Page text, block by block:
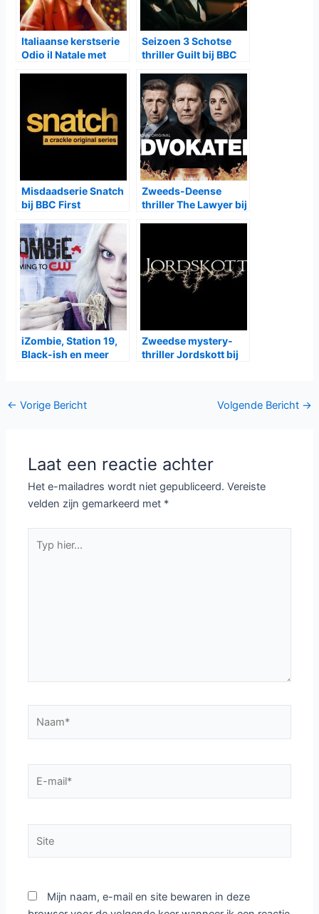
Italiaanse kerstserie
Odio il Natale met
Seizoen 3 Schotse
thriller Guilt bij BBC
Misdaadserie Snatch
bij BBC First
Zweeds-Deense
thriller The Lawyer bij
iZombie, Station 19,
Black-ish en meer
Zweedse mystery-
thriller Jordskott bij
Bericht
← Vorige Bericht Volgende Bericht →
Laat een reactie achter
Het e-mailadres wordt niet gepubliceerd. Vereiste
velden zijn gemarkeerd met *
hier...
mail*
Mijn naam, e-mail en site bewaren in deze